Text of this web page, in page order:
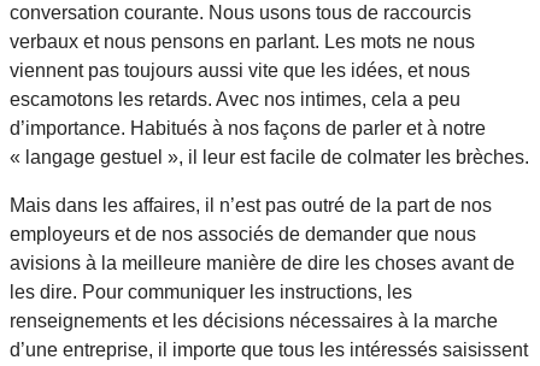
conversation courante. Nous usons tous de raccourcis
verbaux et nous pensons en parlant. Les mots ne nous
viennent pas toujours aussi vite que les idées, et nous
escamotons les retards. Avec nos intimes, cela a peu
d’importance. Habitués à nos façons de parler et à notre
« langage gestuel », il leur est facile de colmater les brèches.
Mais dans les affaires, il n’est pas outré de la part de nos
employeurs et de nos associés de demander que nous
avisions à la meilleure manière de dire les choses avant de
les dire. Pour communiquer les instructions, les
renseignements et les décisions nécessaires à la marche
d’une entreprise, il importe que tous les intéressés saisissent